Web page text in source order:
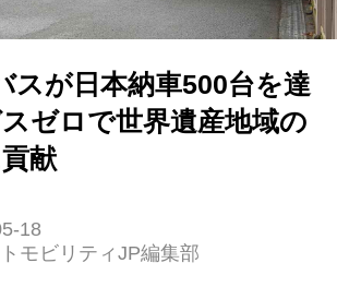
スが日本納車500台を達
ゼロで世界遺産地域の
献
18
モビリティJP編集部